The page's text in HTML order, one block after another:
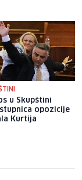
u Skupštini
opozicije
Kurtija